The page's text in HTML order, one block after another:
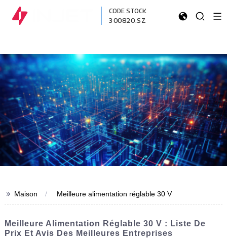
CODE STOCK
300820.SZ
>> Maison Meilleure alimentation réglable 30 V
Meilleure Alimentation Réglable 30 V : Liste De
Prix Et Avis Des Meilleures Entreprises